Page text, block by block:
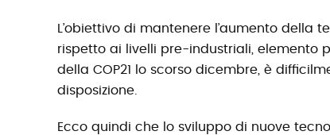
L’obiettivo di mantenere l’aumento della
rispetto ai livelli pre-industriali, elemento
della COP21 lo scorso dicembre, è
disposizione.
Ecco quindi che lo sviluppo di nuove